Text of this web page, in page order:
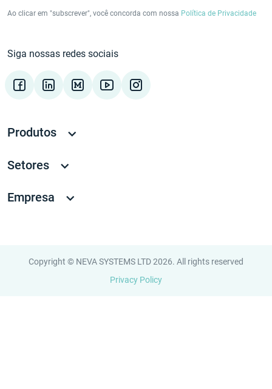
Ao clicar em "subscrever", você concorda com nossa Política de Privacidade
Siga nossas redes sociais
Produtos
Setores
Empresa
Copyright © NEVA SYSTEMS LTD 2026. All rights reserved
Privacy Policy